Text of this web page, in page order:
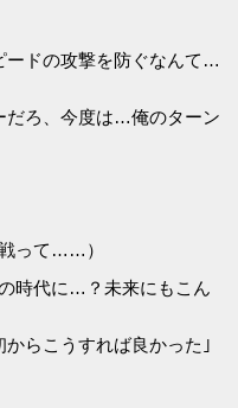
ドの攻撃を防ぐなんて…
だろ、今度は…俺のターン
って……）
時代に…？未来にもこん
らこうすれば良かった｣